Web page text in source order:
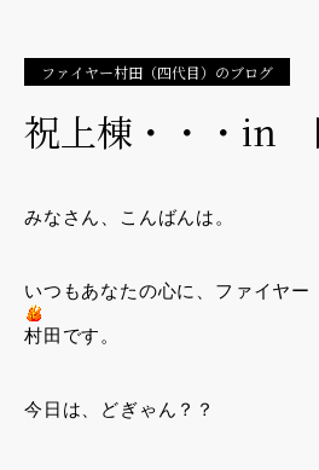
ファイヤー村田（四代目）のブログ
祝上棟・・・in
みなさん、こんばんは。
いつもあなたの心に、ファイヤー
村田です。
今日は、どぎゃん？？